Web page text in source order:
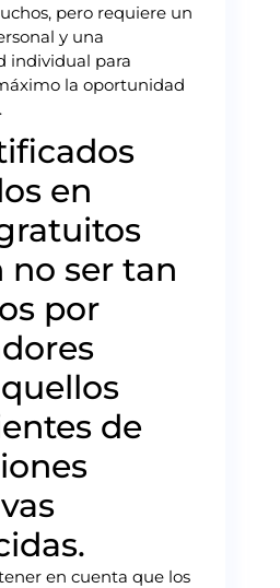
pero requiere un
y una
individual para
la oportunidad
en
no ser tan
por
de
en cuenta que los